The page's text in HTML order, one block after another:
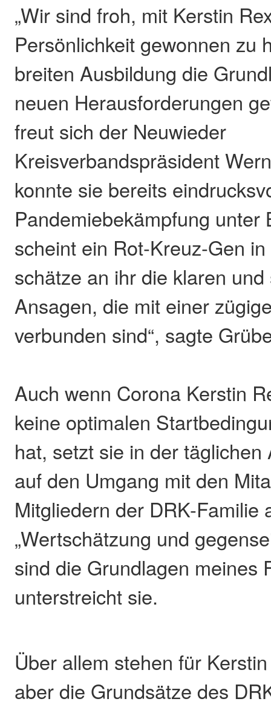
„Wir sind froh, mit Kerstin
Persönlichkeit gewonnen zu
breiten Ausbildung die
neuen Herausforderungen
freut sich der Neuwieder
Kreisverbandspräsident
konnte sie bereits
Pandemiebekämpfung unter
scheint ein Rot-Kreuz-Gen
schätze an ihr die klaren
Ansagen, die mit einer
verbunden sind“, sagte
Auch wenn Corona Kerstin
keine optimalen
hat, setzt sie in der
auf den Umgang mit den
Mitgliedern der DRK-Familie
„Wertschätzung und
sind die Grundlagen meines
unterstreicht sie.
Über allem stehen für
aber die Grundsätze des